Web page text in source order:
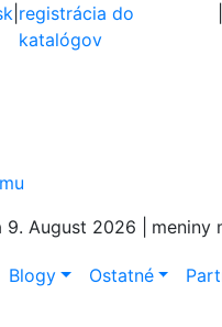
registrácia do
katalógov
9. August 2026 | meniny
Blogy Ostatné